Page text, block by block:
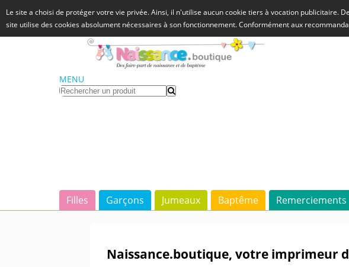
Le site a choisi de protéger votre vie privée. Ainsi, il n'utilise aucun cookie tiers à vocation publicitaire.
site utilise des cookies absolument nécessaires à son fonctionnement. Conformément aux
MENU
Filles Garçons Jumeaux Baptême Remerciements
Naissance.boutique, votre imprimeur